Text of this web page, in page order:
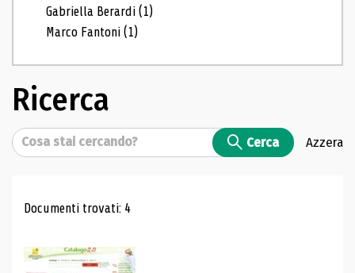
Gabriella Berardi(1)
Marco Fantoni(1)
Ricerca
Cerca Cerca Azzera
Risultati di ricerca
Documenti trovati: 4